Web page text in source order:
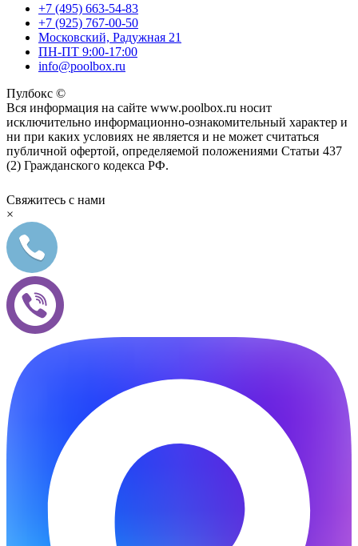
+7 (495) 663-54-83
+7 (925) 767-00-50
Московский, Радужная 21
ПН-ПТ 9:00-17:00
info@poolbox.ru
Пулбокс ©
Вся информация на сайте www.poolbox.ru носит
исключительно информационно-ознакомительный характер и
ни при каких условиях не является и не может считаться
публичной офертой, определяемой положениями Статьи 437
(2) Гражданского кодекса РФ.
Свяжитесь с нами
×